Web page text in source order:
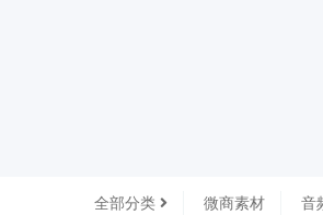
全部分类 微商素材 音